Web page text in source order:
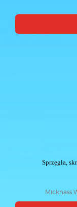
Sprzęgła,
Micknass